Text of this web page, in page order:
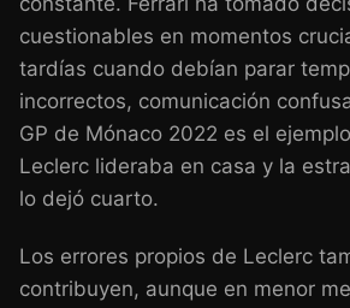
cuestionables en momentos
tardías cuando debían parar
incorrectos, comunicación
GP de Mónaco 2022 es el
Leclerc lideraba en casa y la
lo dejó cuarto.
Los errores propios de Leclerc
contribuyen, aunque en menor